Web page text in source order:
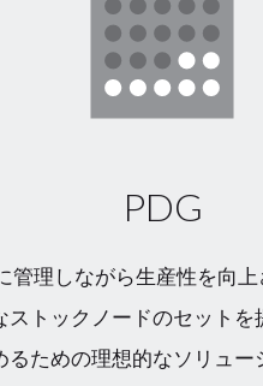
PDG
管理しながら生産性を向
トックノードのセット
ための理想的なソリュー